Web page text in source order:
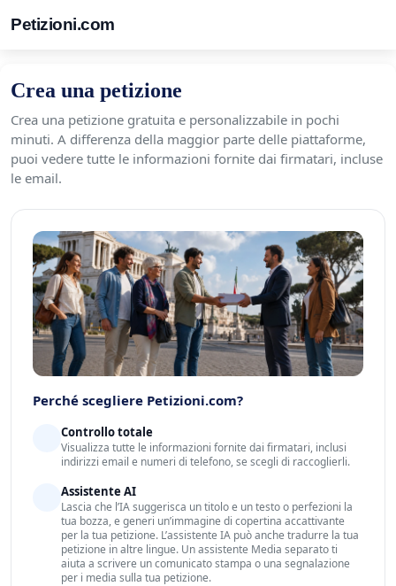
Petizioni.com
Crea una petizione
Crea una petizione gratuita e personalizzabile in pochi
minuti. A differenza della maggior parte delle piattaforme,
puoi vedere tutte le informazioni fornite dai firmatari, incluse
le email.
Perché scegliere Petizioni.com?
Controllo totale
Visualizza tutte le informazioni fornite dai firmatari, inclusi
indirizzi email e numeri di telefono, se scegli di raccoglierli.
Assistente AI
Lascia che l’IA suggerisca un titolo e un testo o perfezioni la
tua bozza, e generi un’immagine di copertina accattivante
per la tua petizione. L’assistente IA può anche tradurre la tua
petizione in altre lingue. Un assistente Media separato ti
aiuta a scrivere un comunicato stampa o una segnalazione
per i media sulla tua petizione.